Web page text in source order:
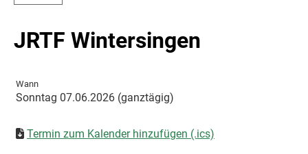
JRTF Wintersingen
Wann
Sonntag 07.06.2026 (ganztägig)
Termin zum Kalender hinzufügen (.ics)